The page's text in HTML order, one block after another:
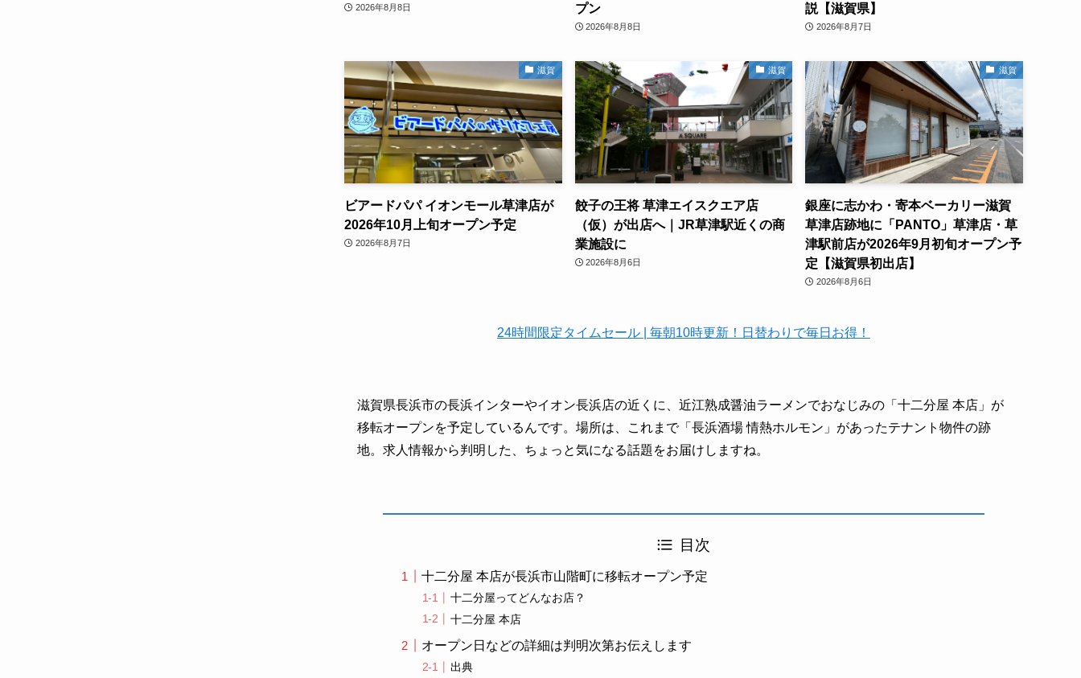
2026年8月8日
プン
2026年8月8日
説【滋賀県】
2026年8月7日
滋賀
ビアードパパ イオンモール草津店が
2026年10月上旬オープン予定
2026年8月7日
滋賀
餃子の王将 草津エイスクエア店
（仮）が出店へ｜JR草津駅近くの商
業施設に
2026年8月6日
滋賀
銀座に志かわ・寄本ベーカリー滋賀
草津店跡地に「PANTO」草津店・草
津駅前店が2026年9月初旬オープン予
定【滋賀県初出店】
2026年8月6日
24時間限定タイムセール | 毎朝10時更新！日替わりで毎日お得！
滋賀県長浜市の長浜インターやイオン長浜店の近くに、近江熟成醤油ラーメンでおなじみの「十二分屋 本店」が
移転オープンを予定しているんです。場所は、これまで「長浜酒場 情熱ホルモン」があったテナント物件の跡
地。求人情報から判明した、ちょっと気になる話題をお届けしますね。
目次
十二分屋 本店が長浜市山階町に移転オープン予定
十二分屋ってどんなお店？
十二分屋 本店
オープン日などの詳細は判明次第お伝えします
出典